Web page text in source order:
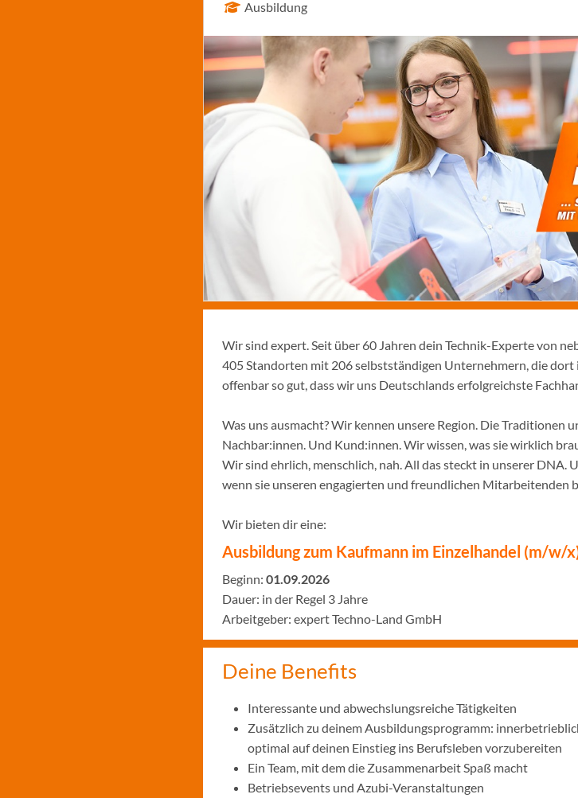
Ausbildung
Wir sind expert. Seit über 60 Jahren dein Technik-Experte von
405 Standorten mit 206 selbstständigen Unternehmern, die
offenbar so gut, dass wir uns Deutschlands erfolgreichste
Was uns ausmacht? Wir kennen unsere Region. Die Traditionen
Nachbar:innen. Und Kund:innen. Wir wissen, was sie wirklich
Wir sind ehrlich, menschlich, nah. All das steckt in unserer DNA.
wenn sie unseren engagierten und freundlichen Mitarbeitenden
Wir bieten dir eine:
Ausbildung zum Kaufmann im Einzelhandel (m/w/
Beginn: 01.09 .2026
Dauer: in der Regel 3 Jahre
Arbeitgeber: expert Techno-Land GmbH
Deine Benefits
Interessante und abwechslungsreiche Tätigkeiten
Zusätzlich zu deinem Ausbildungsprogramm:
optimal auf deinen Einstieg ins Berufsleben vorzubereiten
Ein Team, mit dem die Zusammenarbeit Spaß macht
Betriebsevents und Azubi-Veranstaltungen